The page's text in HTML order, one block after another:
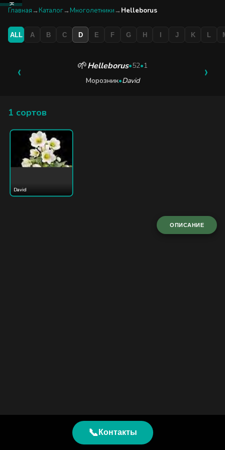
КАТАЛОГ
БУТИК
Главная→ Каталог→ Многолетники→ Helleborus
ALL A B C D E F G H I J K L
‹ 🌱Helleborus•52•1
Морозник•David ›
1 сортов
David
ОПИСАНИЕ
📞 Контакты